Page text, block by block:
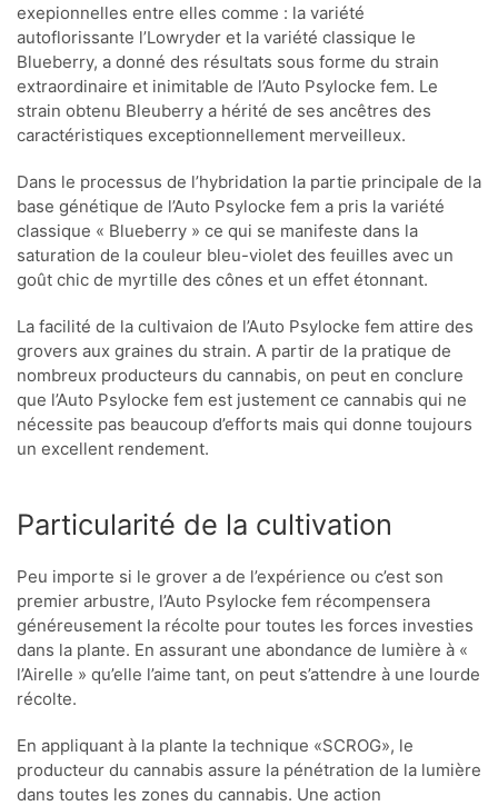
exepionnelles entre elles comme : la variété
autoflorissante l’Lowryder et la variété classique le
Blueberry, a donné des résultats sous forme du strain
extraordinaire et inimitable de l’Auto Psylocke fem. Le
strain obtenu Bleuberry a hérité de ses ancêtres des
caractéristiques exceptionnellement merveilleux.
Dans le processus de l’hybridation la partie principale de la
base génétique de l’Auto Psylocke fem a pris la variété
classique « Blueberry » ce qui se manifeste dans la
saturation de la couleur bleu-violet des feuilles avec un
goût chic de myrtille des cônes et un effet étonnant.
La facilité de la cultivaion de l’Auto Psylocke fem attire des
grovers aux graines du strain. A partir de la pratique de
nombreux producteurs du cannabis, on peut en conclure
que l’Auto Psylocke fem est justement ce cannabis qui ne
nécessite pas beaucoup d’efforts mais qui donne toujours
un excellent rendement.
Particularité de la cultivation
Peu importe si le grover a de l’expérience ou c’est son
premier arbustre, l’Auto Psylocke fem récompensera
généreusement la récolte pour toutes les forces investies
dans la plante. En assurant une abondance de lumière à «
l’Airelle » qu’elle l’aime tant, on peut s’attendre à une lourde
récolte.
En appliquant à la plante la technique «SCROG», le
producteur du cannabis assure la pénétration de la lumière
dans toutes les zones du cannabis. Une action